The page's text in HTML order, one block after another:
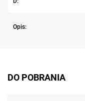
Opis:
DO POBRANIA